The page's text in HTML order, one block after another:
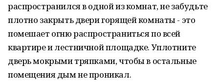
распространился в одной из комнат, не забудьте
плотно закрыть двери горящей комнаты - это
помешает огню распространиться по всей
квартире и лестничной площадке. Уплотните
дверь мокрыми тряпками, чтобы в остальные
помещения дым не проникал.